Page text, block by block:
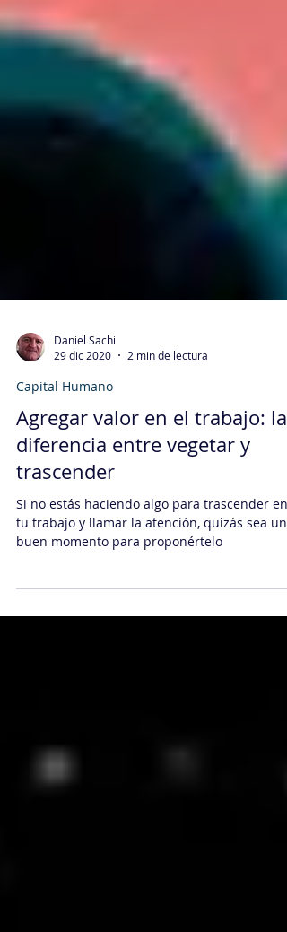
Daniel Sachi
29 dic 2020
Capital Humano
Agregar valor en el trabajo: la
diferencia entre vegetar y
trascender
Si no estás haciendo algo para trascender en